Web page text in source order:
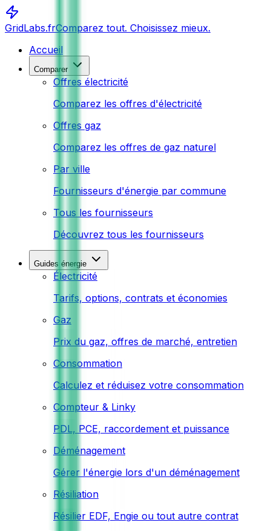
GridLabs.frComparez tout. Choisissez mieux.
Accueil
Comparer
Offres électricité
Comparez les offres d'électricité
Offres gaz
Comparez les offres de gaz naturel
Par ville
Fournisseurs d'énergie par commune
Tous les fournisseurs
Découvrez tous les fournisseurs
Guides énergie
Électricité
Tarifs, options, contrats et économies
Gaz
Prix du gaz, offres de marché, entretien
Consommation
Calculez et réduisez votre consommation
Compteur & Linky
PDL, PCE, raccordement et puissance
Déménagement
Gérer l'énergie lors d'un déménagement
Résiliation
Résilier EDF, Engie ou tout autre contrat